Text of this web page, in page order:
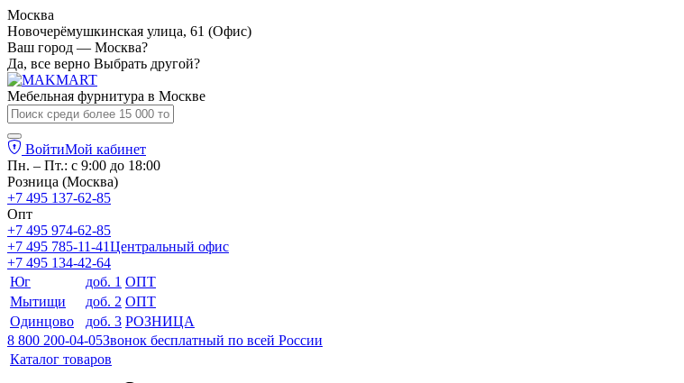
Москва
Новочерёмушкинская улица, 61 (Офис)
Ваш город — Москва?
Да, все верно Выбрать другой?
Мебельная фурнитура в Москве
ВойтиМой кабинет
Пн. – Пт.: с 9:00 до 18:00
Розница (Москва)
+7 495 137-62-85
Опт
+7 495 974-62-85
+7 495 785-11-41Центральный офис
+7 495 134-42-64
Юг
доб. 1 ОПТ
Мытищи
доб. 2 ОПТ
Одинцово
доб. 3 РОЗНИЦА
8 800 200-04-05Звонок бесплатный по всей России
Каталог товаров